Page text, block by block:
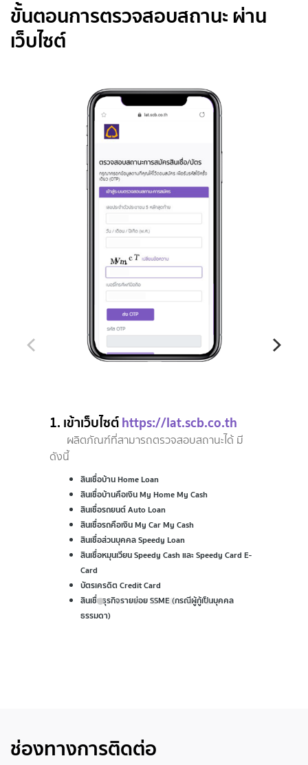
ขั้นตอนการตรวจสอบสถานะ ผ่าน
เว็บไซต์
1. เข้าเว็บไซต์https://lat.scb.co.th
ผลิตภัณฑ์ที่สามารถตรวจสอบสถานะได้ มี
ดังนี้
สินเชื่อบ้าน Home Loan
สินเชื่อบ้านคือเงิน My Home My Cash
สินเชื่อรถยนต์ Auto Loan
สินเชื่อรถคือเงิน My Car My Cash
สินเชื่อส่วนบุคคล Speedy Loan
สินเชื่อหมุนเวียน Speedy Cash และ Speedy Card E-
Card
บัตรเครดิต Credit Card
สินเชื่อธุรกิจรายย่อย SSME (กรณีผู้กู้เป็นบุคคล
ธรรมดา)
ช่องทางการติดต่อ